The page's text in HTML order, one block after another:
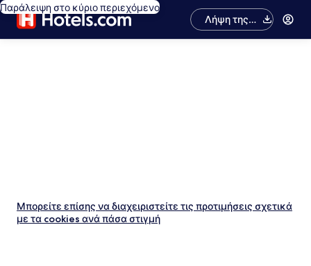
Παράλειψη στο κύριο περιεχόμενο
Λήψη της
εφαρμογής
Μπορείτε επίσης να διαχειριστείτε τις προτιμήσεις σχετικά
με τα cookies ανά πάσα στιγμή